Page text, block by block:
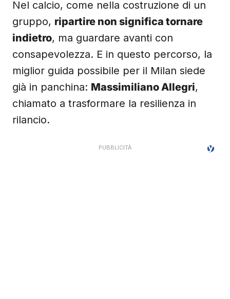
Nel calcio, come nella costruzione di un
gruppo, ripartire non significa tornare
indietro, ma guardare avanti con
consapevolezza. E in questo percorso, la
miglior guida possibile per il Milan siede
già in panchina: Massimiliano Allegri,
chiamato a trasformare la resilienza in
rilancio.